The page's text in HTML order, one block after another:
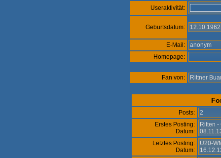
Useraktivität:
Geburtsdatum:
E-Mail:
anonym
Homepage:
Fan von: Rittner
Posts:
2
Erstes Posting:
Datum:
Ritten -
Letztes Posting:
Datum:
U20-